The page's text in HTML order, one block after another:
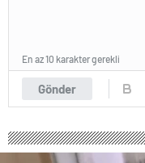
Gönder
En az 10 karakter gerekli